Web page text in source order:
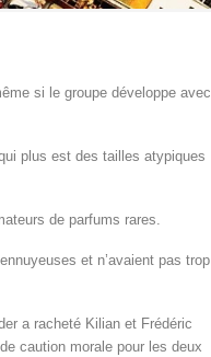
si le groupe développe avec
plus est des tailles atypiques
de parfums rares.
et n’avaient pas trop
a racheté Kilian et Frédéric
caution morale pour les deux